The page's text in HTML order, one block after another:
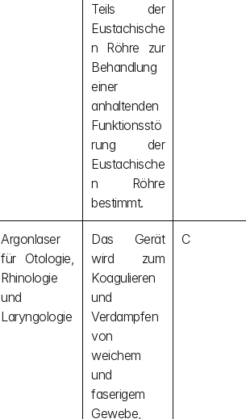
Teils der
Eustachische
n Röhre zur
Behandlung
einer
anhaltenden
Funktionsstö
rung der
Eustachische
n Röhre
bestimmt.
Argonlaser
für Otologie,
Rhinologie
und
Laryngologie
Das Gerät
wird zum
Koagulieren
und
Verdampfen
von
weichem
und
faserigem
Gewebe,
C